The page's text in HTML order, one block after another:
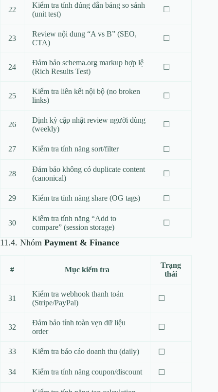
22
Kiểm tra tính đúng đắn bảng so sánh
(unit test)
☐
23
Review nội dung “A vs B” (SEO,
CTA)
☐
24
Đảm bảo schema.org markup hợp lệ
(Rich Results Test)
☐
25
Kiểm tra liên kết nội bộ (no broken
links)
☐
26
Định kỳ cập nhật review người dùng
(weekly)
☐
27 Kiểm tra tính năng sort/filter ☐
28
Đảm bảo không có duplicate content
(canonical)
☐
29 Kiểm tra tính năng share (OG tags) ☐
30
Kiểm tra tính năng “Add to
compare” (session storage)
☐
11.4. Nhóm Payment & Finance
# Mục kiểm tra
Trạng
thái
31
Kiểm tra webhook thanh toán
(Stripe/PayPal)
☐
32
Đảm bảo tính toàn vẹn dữ liệu
order
☐
33 Kiểm tra báo cáo doanh thu (daily) ☐
34 Kiểm tra tính năng coupon/discount ☐